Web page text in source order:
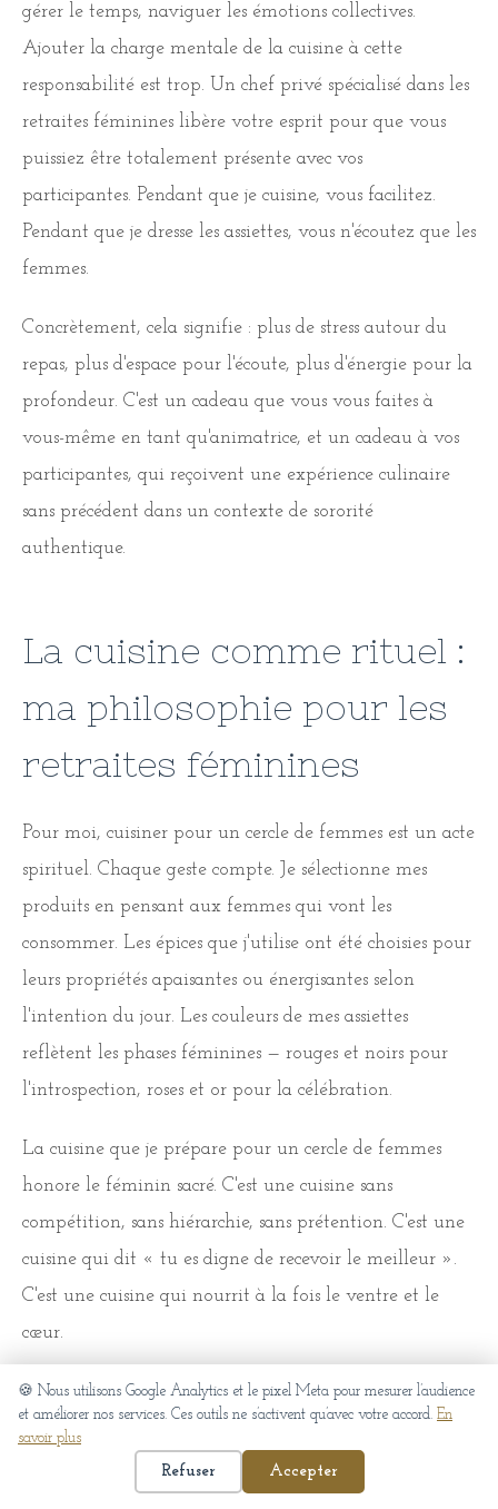
gérer le temps, naviguer les émotions collectives.
Ajouter la charge mentale de la cuisine à cette
responsabilité est trop. Un chef privé spécialisé dans les
retraites féminines libère votre esprit pour que vous
puissiez être totalement présente avec vos
participantes. Pendant que je cuisine, vous facilitez.
Pendant que je dresse les assiettes, vous n'écoutez que les
femmes.
Concrètement, cela signifie : plus de stress autour du
repas, plus d'espace pour l'écoute, plus d'énergie pour la
profondeur. C'est un cadeau que vous vous faites à
vous-même en tant qu'animatrice, et un cadeau à vos
participantes, qui reçoivent une expérience culinaire
sans précédent dans un contexte de sororité
authentique.
La cuisine comme rituel :
ma philosophie pour les
retraites féminines
Pour moi, cuisiner pour un cercle de femmes est un acte
spirituel. Chaque geste compte. Je sélectionne mes
produits en pensant aux femmes qui vont les
consommer. Les épices que j'utilise ont été choisies pour
leurs propriétés apaisantes ou énergisantes selon
l'intention du jour. Les couleurs de mes assiettes
reflètent les phases féminines — rouges et noirs pour
l'introspection, roses et or pour la célébration.
La cuisine que je prépare pour un cercle de femmes
honore le féminin sacré. C'est une cuisine sans
compétition, sans hiérarchie, sans prétention. C'est une
cuisine qui dit « tu es digne de recevoir le meilleur ».
C'est une cuisine qui nourrit à la fois le ventre et le
cœur.
Je proposerai des assiettes partagées plutôt
qu'individuelles — car manger dans la même assiette,
c'est partager au plus intime. Je soignerai la
🍪 Nous utilisons Google Analytics et le pixel Meta pour mesurer l’audience
et améliorer nos services. Ces outils ne s’activent qu’avec votre accord. En
savoir plus
Refuser
Accepter